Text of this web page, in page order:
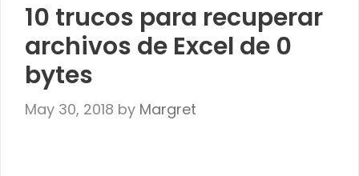
10 trucos para recuperar
archivos de Excel de 0
bytes
May 30, 2018 by Margret